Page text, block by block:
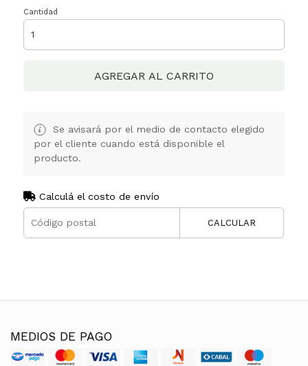
Cantidad
AGREGAR AL CARRITO
Se avisará por el medio de contacto elegido
por el cliente cuando está disponible el
producto.
Calculá el costo de envío
CALCULAR
MEDIOS DE PAGO